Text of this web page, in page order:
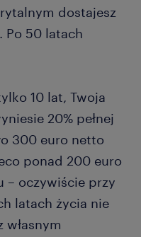
dostajesz
Po 50 latach
10 lat, Twoja
20% pełnej
300 euro netto
ponad 200 euro
– oczywiście przy
latach życia nie